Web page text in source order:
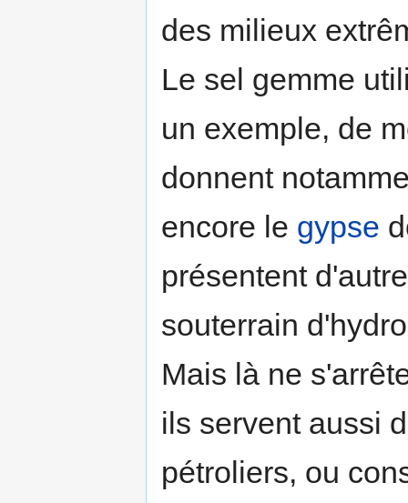
des milieux
Le sel gemme
un exemple, de
donnent
encore le gypse
présentent
souterrain
Mais là ne
ils servent aussi
pétroliers, ou